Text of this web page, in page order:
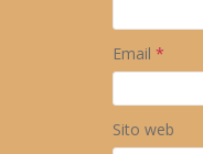
Email *
Sito web